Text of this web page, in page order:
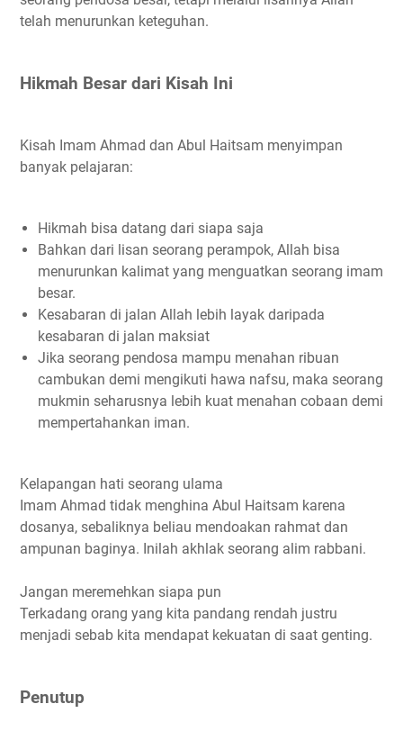
telah menurunkan keteguhan.
Hikmah Besar dari Kisah Ini
Kisah Imam Ahmad dan Abul Haitsam menyimpan
banyak pelajaran:
Hikmah bisa datang dari siapa saja
Bahkan dari lisan seorang perampok, Allah bisa
menurunkan kalimat yang menguatkan seorang imam
besar.
Kesabaran di jalan Allah lebih layak daripada
kesabaran di jalan maksiat
Jika seorang pendosa mampu menahan ribuan
cambukan demi mengikuti hawa nafsu, maka seorang
mukmin seharusnya lebih kuat menahan cobaan demi
mempertahankan iman.
Kelapangan hati seorang ulama
Imam Ahmad tidak menghina Abul Haitsam karena
dosanya, sebaliknya beliau mendoakan rahmat dan
ampunan baginya. Inilah akhlak seorang alim rabbani.
Jangan meremehkan siapa pun
Terkadang orang yang kita pandang rendah justru
menjadi sebab kita mendapat kekuatan di saat genting.
Penutup